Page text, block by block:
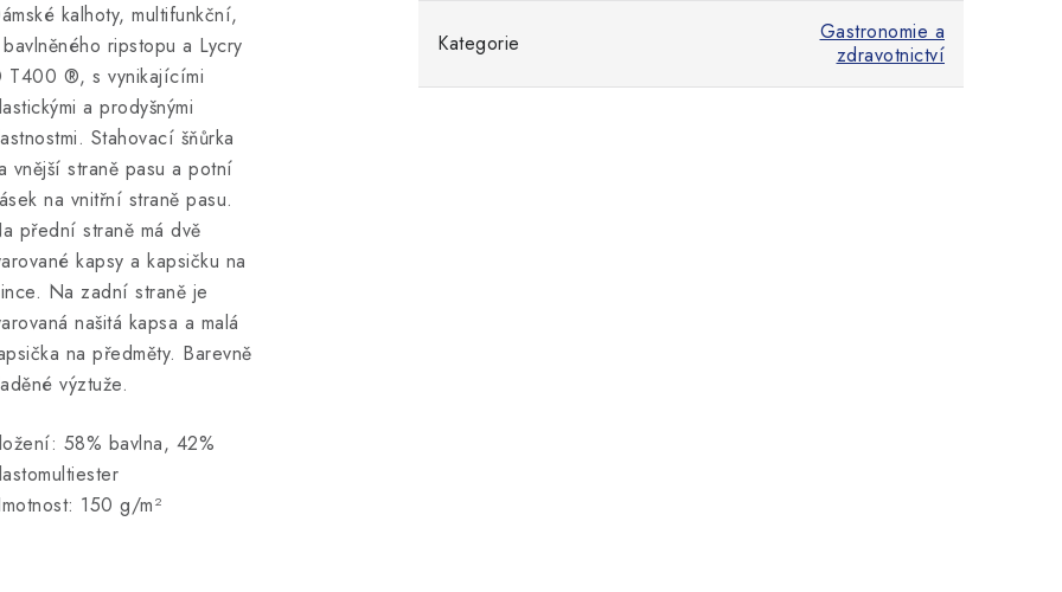
kalhoty, multifunkční,
ripstopu a Lycry
®, s vynikajícími
a prodyšnými
Stahovací šňůrka
vnější straně pasu a potní
na vnitřní straně pasu.
přední straně má dvě
kapsy a kapsičku na
Na zadní straně je
našitá kapsa a malá
na předměty. Barevně
výztuže.
58% bavlna, 42%
150 g/m²
Kategorie
Gastronomie a
zdravotnictví